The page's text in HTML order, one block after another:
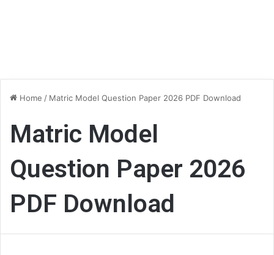
Home / Matric Model Question Paper 2026 PDF Download
Matric Model
Question Paper 2026
PDF Download